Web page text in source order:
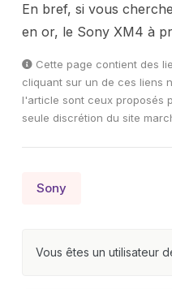
En bref, si vous
en or, le Sony XM4 à
Cette page contient des
cliquant sur un de ces liens
l'article sont ceux proposés
seule discrétion du site
Sony
Vous êtes un utilisateur